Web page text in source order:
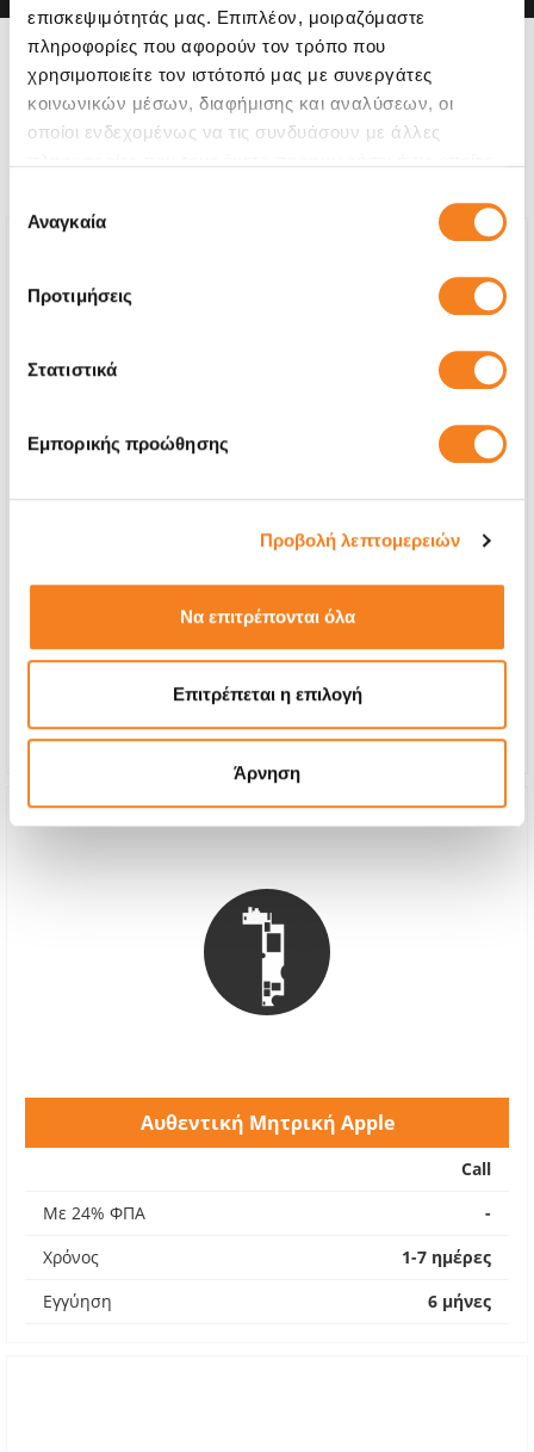
επισκεψιμότητάς μας. Επιπλέον, μοιραζόμαστε
πληροφορίες που αφορούν τον τρόπο που
χρησιμοποιείτε τον ιστότοπό μας με συνεργάτες
κοινωνικών μέσων, διαφήμισης και αναλύσεων, οι
οποίοι ενδεχομένως να τις συνδυάσουν με άλλες
των υπηρεσιών τους.
συγκατάθεσης
Αναγκαία
Προτιμήσεις
Στατιστικά
Εμπορικής προώθησης
Προβολή λεπτομερειών
Να επιτρέπονται όλα
Επιτρέπεται η επιλογή
Άρνηση
Η συσκευή σου μπορεί να
χρειάζεται και κάποια από
Αυθεντικός Ανεμιστήρας Apple
Με 24% ΦΠΑ
-
Εγγύηση
6 μήνες
Αυθεντική Μητρική Apple
Call
Με 24% ΦΠΑ
-
Χρόνος
1-7 ημέρες
Εγγύηση
6 μήνες